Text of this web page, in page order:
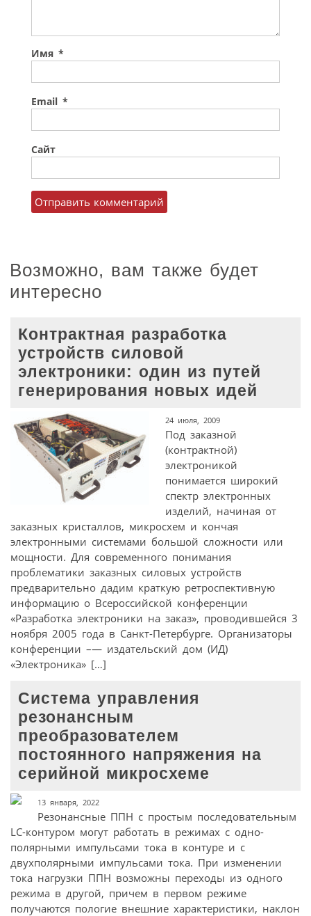
Имя *
Email *
Сайт
Возможно, вам также будет
интересно
Контрактная разработка
устройств силовой
электроники: один из путей
генерирования новых идей
24 июля, 2009
Под заказной
(контрактной)
электроникой
понимается широкий
спектр электронных
изделий, начиная от
заказных кристаллов, микросхем и кончая
электронными системами большой сложности или
мощности. Для современного понимания
проблематики заказных силовых устройств
предварительно дадим краткую ретроспективную
информацию о Всероссийской конференции
«Разработка электроники на заказ», проводившейся 3
ноября 2005 года в Санкт-Петербурге. Организаторы
конференции –— издательский дом (ИД)
«Электроника» […]
Система управления
резонансным
преобразователем
постоянного напряжения на
серийной микросхеме
13 января, 2022
Резонансные ППН с простым последовательным
LC-контуром могут работать в режимах с одно­
полярными импульсами тока в контуре и с
двухполярными импульсами тока. При изменении
тока нагрузки ППН возможны переходы из одного
режима в другой, причем в первом режиме
получаются пологие внешние характеристики, наклон